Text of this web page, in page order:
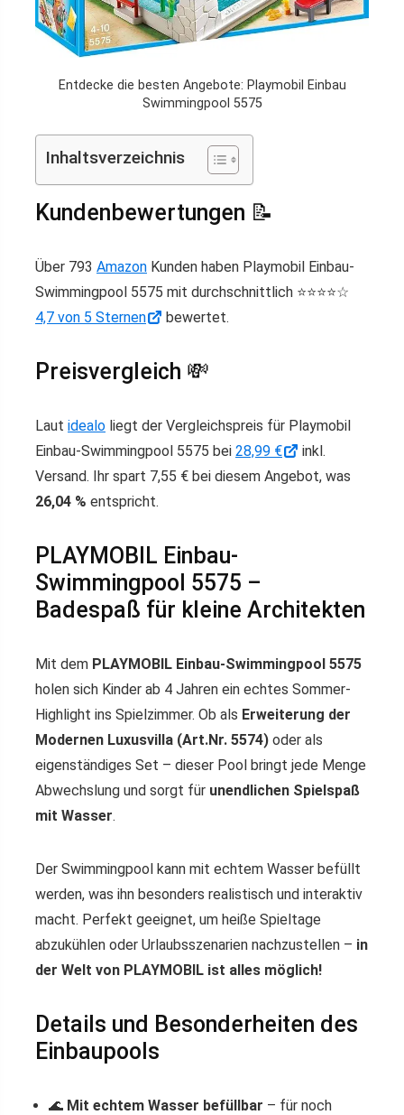
Entdecke die besten Angebote: Playmobil Einbau
Swimmingpool 5575
Inhaltsverzeichnis
Kundenbewertungen 📝
Über 793 Amazon Kunden haben Playmobil Einbau-
Swimmingpool 5575 mit durchschnittlich ⭐️⭐️⭐️⭐️☆
4,7 von 5 Sternen
bewertet.
Preisvergleich 💸
Laut idealo liegt der Vergleichspreis für Playmobil
Einbau-Swimmingpool 5575 bei 28,99 €
inkl.
Versand. Ihr spart 7,55 € bei diesem Angebot, was
26,04 % entspricht.
PLAYMOBIL Einbau-
Swimmingpool 5575 –
Badespaß für kleine Architekten
Mit dem PLAYMOBIL Einbau-Swimmingpool 5575
holen sich Kinder ab 4 Jahren ein echtes Sommer-
Highlight ins Spielzimmer. Ob als Erweiterung der
Modernen Luxusvilla (Art.Nr. 5574) oder als
eigenständiges Set – dieser Pool bringt jede Menge
Abwechslung und sorgt für unendlichen Spielspaß
mit Wasser.
Der Swimmingpool kann mit echtem Wasser befüllt
werden, was ihn besonders realistisch und interaktiv
macht. Perfekt geeignet, um heiße Spieltage
abzukühlen oder Urlaubsszenarien nachzustellen – in
der Welt von PLAYMOBIL ist alles möglich!
Details und Besonderheiten des
Einbaupools
🌊 Mit echtem Wasser befüllbar – für noch